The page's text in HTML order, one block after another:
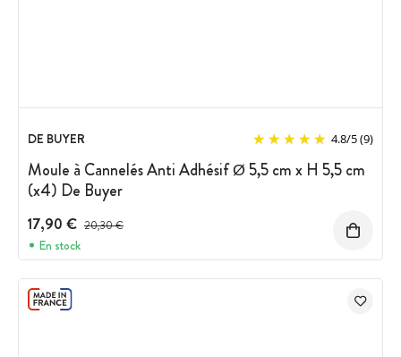
DE BUYER 4.8/5(9)
Moule à Cannelés Anti Adhésif Ø 5,5 cm x H 5,5 cm
(x4) De Buyer
17,90 € Prix avant réduction :
20,30 €
En stock